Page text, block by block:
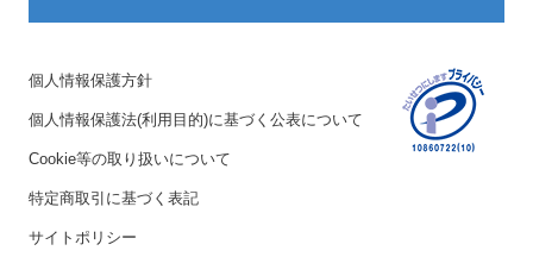
個人情報保護方針
個人情報保護法(利用目的)に基づく公表について
Cookie等の取り扱いについて
特定商取引に基づく表記
サイトポリシー